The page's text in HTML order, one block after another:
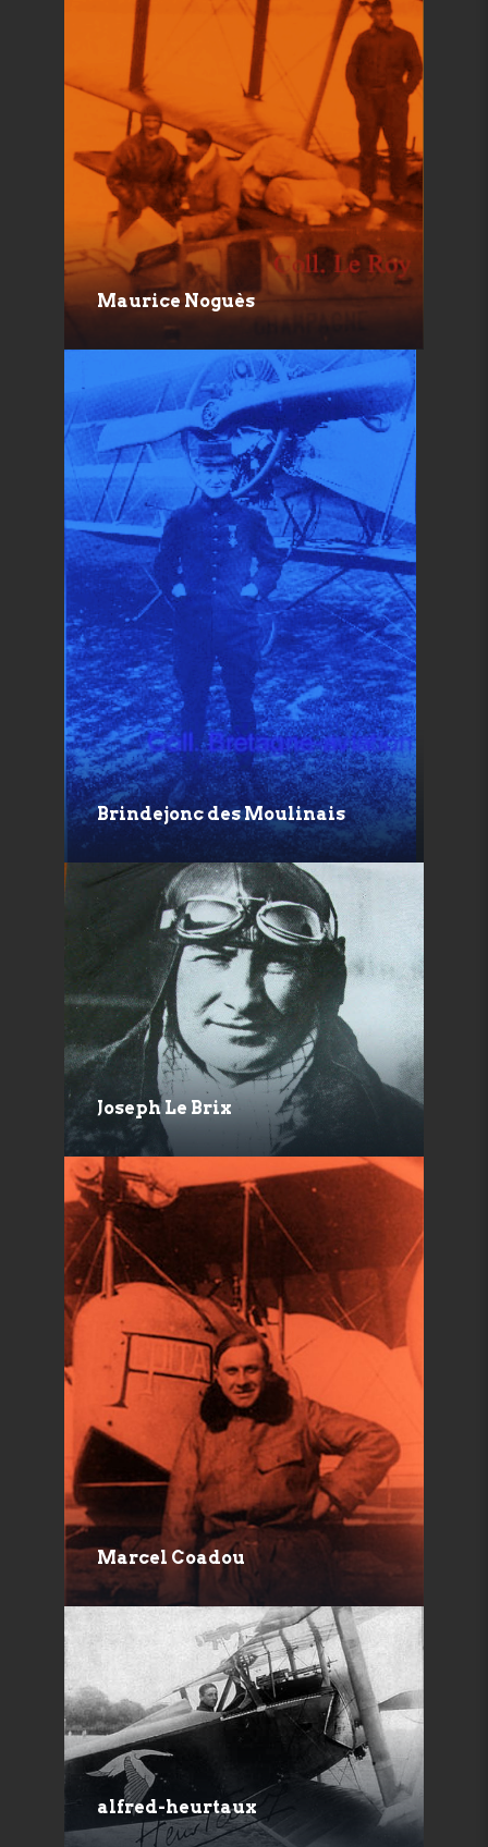
Maurice Noguès
Brindejonc des Moulinais
Joseph Le Brix
Marcel Coadou
alfred-heurtaux